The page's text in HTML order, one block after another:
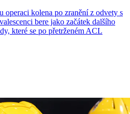
operaci kolena po zranění z odvety s
bere jako začátek dalšího
které se po přetrženém ACL